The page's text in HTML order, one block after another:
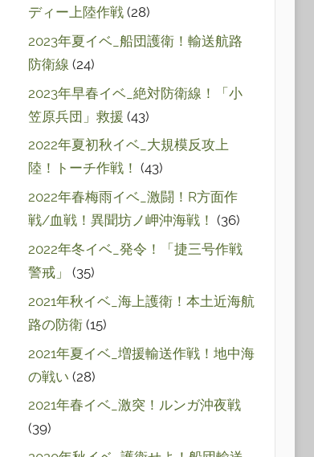
ディー上陸作戦(28)
2023年夏イベ_船団護衛！輸送航路
防衛線 (24)
2023年早春イベ_絶対防衛線！「小
笠原兵団」救援 (43)
2022年夏初秋イベ_大規模反攻上
陸！トーチ作戦！ (43)
2022年春梅雨イベ_激闘！R方面作
戦/血戦！異聞坊ノ岬沖海戦！ (36)
2022年冬イベ_発令！「捷三号作戦
警戒」
(35)
2021年秋イベ_海上護衛！本土近海航
路の防衛(15)
2021年夏イベ_増援輸送作戦！地中海
の戦い (28)
2021年春イベ_激突！ルンガ沖夜戦
(39)